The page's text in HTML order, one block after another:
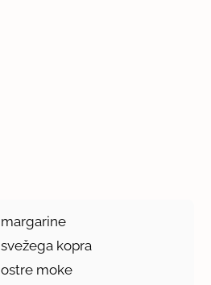
margarine
svežega kopra
ostre moke